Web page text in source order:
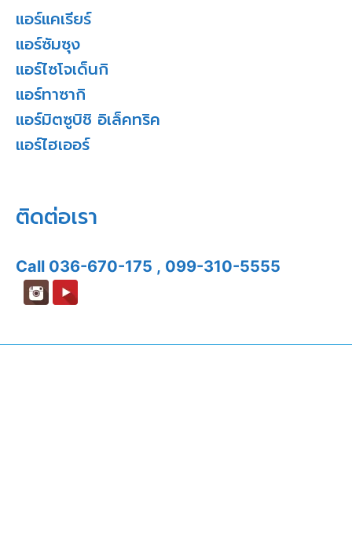
แอร์แคเรียร์
แอร์ซัมซุง
แอร์ไซโจเด็นกิ
แอร์ทาซากิ
แอร์มิตซูบิชิ อิเล็คทริค
แอร์ไฮเออร์
ติดต่อเรา
Call 036-670-175 , 099-310-5555